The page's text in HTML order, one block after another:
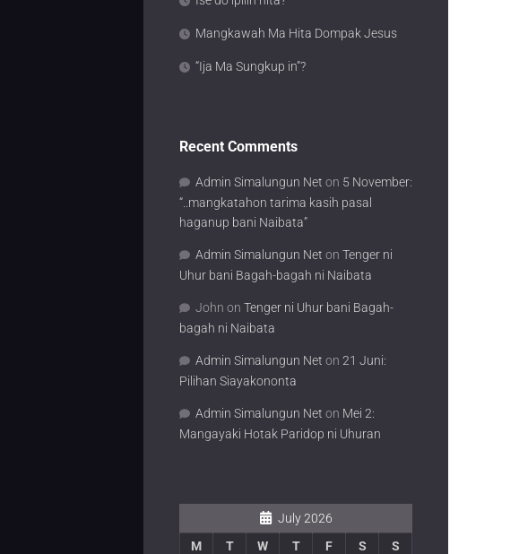
Mangkawah Ma Hita Dompak Jesus
“Ija Ma Sungkup in”?
Recent Comments
Admin Simalungun Net on 5 November:
“..mangkatahon tarima kasih pasal
haganup bani Naibata”
Admin Simalungun Net on Tenger ni
Uhur bani Bagah-bagah ni Naibata
John on Tenger ni Uhur bani Bagah-
bagah ni Naibata
Admin Simalungun Net on 21 Juni:
Pilihan Siayakononta
Admin Simalungun Net on Mei 2:
Mangayaki Hotak Paridop ni Uhuran
July 2026
M
T W T F S
S